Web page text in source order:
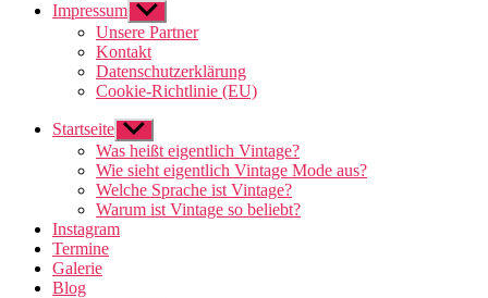
Impressum Untermenü
anzeigen
Unsere Partner
Kontakt
Datenschutzerklärung
Cookie-Richtlinie (EU)
Startseite Untermenü
anzeigen
Was heißt eigentlich Vintage?
Wie sieht eigentlich Vintage Mode aus?
Welche Sprache ist Vintage?
Warum ist Vintage so beliebt?
Instagram
Termine
Galerie
Blog